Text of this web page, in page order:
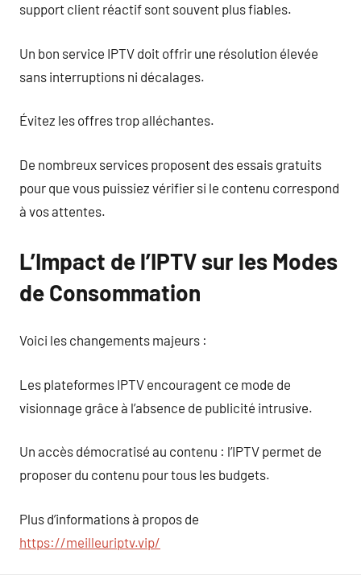
support client réactif sont souvent plus fiables.
Un bon service IPTV doit offrir une résolution élevée
sans interruptions ni décalages.
Évitez les offres trop alléchantes.
De nombreux services proposent des essais gratuits
pour que vous puissiez vérifier si le contenu correspond
à vos attentes.
L’Impact de l’IPTV sur les Modes
de Consommation
Voici les changements majeurs :
Les plateformes IPTV encouragent ce mode de
visionnage grâce à l’absence de publicité intrusive.
Un accès démocratisé au contenu : l’IPTV permet de
proposer du contenu pour tous les budgets.
Plus d’informations à propos de
https://meilleuriptv.vip/